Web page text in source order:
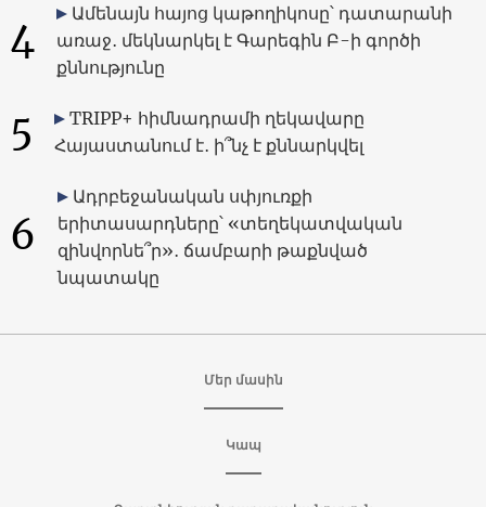
4
Ամենայն հայոց կաթողիկոսը՝ դատարանի
առաջ․ մեկնարկել է Գարեգին Բ-ի գործի
քննությունը
5
TRIPP+ հիմնադրամի ղեկավարը
Հայաստանում է․ ի՞նչ է քննարկվել
6
Ադրբեջանական սփյուռքի
երիտասարդները՝ «տեղեկատվական
զինվորնե՞ր»․ ճամբարի թաքնված
նպատակը
Մեր մասին
Կապ